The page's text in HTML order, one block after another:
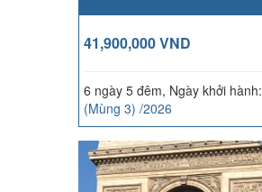
41,900,000 VND
6 ngày 5 đêm, Ngày khởi hành:
(Mùng 3) /2026